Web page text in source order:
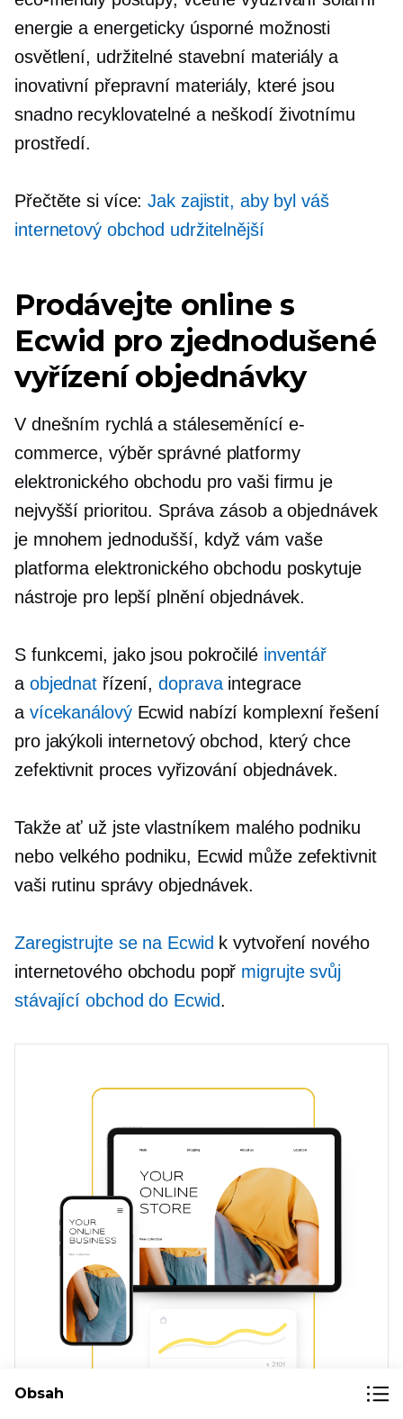
energie aenergeticky úsporné možnosti
osvětlení, udržitelné stavební materiály a
inovativní přepravní materiály, které jsou
snadno recyklovatelné a neškodí životnímu
prostředí.
Přečtěte si více:Jak zajistit, aby byl váš
internetový obchod udržitelnější
Prodávejte online s
Ecwid pro zjednodušené
vyřízení objednávky
V dnešním rychláastáleseměnícíe-
commerce, výběr správné platformy
elektronického obchodu pro vaši firmu je
nejvyšší prioritou. Správa zásob a objednávek
je mnohem jednodušší, když vám vaše
platforma elektronického obchodu poskytuje
nástroje pro lepší plnění objednávek.
S funkcemi, jako jsou pokročilé inventář
a objednat řízení,dopravaintegrace
a vícekanálovýEcwid nabízí komplexní řešení
pro jakýkoli internetový obchod, který chce
zefektivnit proces vyřizování objednávek.
Takže ať už jste vlastníkem malého podniku
nebo velkého podniku, Ecwid může zefektivnit
vaši rutinu správy objednávek.
Zaregistrujte se na Ecwid k vytvoření nového
internetového obchodu popř migrujte svůj
stávající obchod do Ecwid.
Obsah